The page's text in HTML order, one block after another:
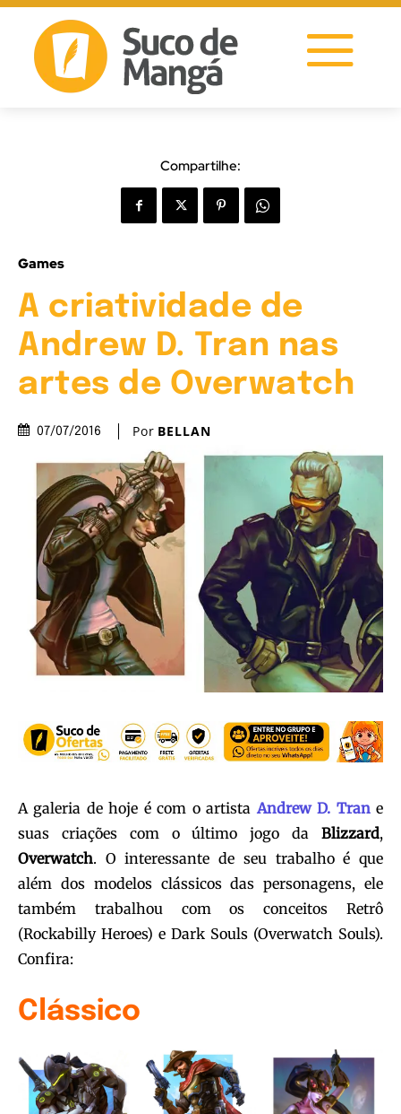
Compartilhe:
Games
A criatividade de
Andrew D. Tran nas
artes de Overwatch
07/07/2016 Por BELLAN
A galeria de hoje é com o artista Andrew D. Tran e
suas criações com o último jogo da Blizzard,
Overwatch. O interessante de seu trabalho é que
além dos modelos clássicos das personagens, ele
também trabalhou com os conceitos Retrô
(Rockabilly Heroes) e Dark Souls (Overwatch Souls).
Confira:
Clássico